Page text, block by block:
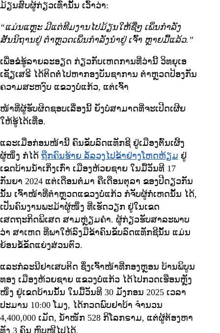
ມ້ຽນສົບຜູ້ກ່ຽວເທົ່ານັ້ນ ເວົ້າວ່າ:
“ແມ່ນແຫຼະ ມີແຕ່ທີມງານໄປມ້ຽນໃຫ້ຊື່ໆ ເພິ່ນກໍາລັງ
ສັນນິຖານຢູ່ ຕໍາຫຼວດເພິ່ນກໍາລັງນໍາຢູ່ ເຈົ້າ ຫຼາຍມື້ແລ້ວ.”
ເພື່ອຂໍຮູ້ລາຍລະອຽດ ກ່ຽວກັບເຫດການທີ່ວ່ານີ້ ວິທຍຸເອ
ເຊັຽເສຣີ ໄດ້ຕິດຕໍ່ໄປຫາກອງບັນຊາການ ຕໍາຫຼວດປ້ອງກັນ
ຄວາມສະຫງົບ ແຂວງບໍ່ແກ້ວ, ແຕ່ເຈົ້າ
ໜ້າທີ່ຜູ້ຮັບຜິດຊອບເລື່ອງນີ້ ຍັງບໍ່ສາມາດທີ່ຈະເປີດເຜີຍ
ໃຫ້ຮູ້ໄດ້ເທື່ອ.
ແລະເມື່ອກ່ອນໜ້ານີ້ ຄົນຂັບລົດແທັກຊີ ຢູ່ເມືອງຕົ້ນເຜິ້ງ
ຜູ້ໜຶ່ງ ກໍໄດ້ ຖືກຄົນຮ້າຍ ລໍ້ລວງໄປຂ້າຢ່າງໂຫດຫ້ຽມ ຢູ່
ເຂດບ້ານນໍ້າເກິ່ງເກົ່າ ເມືອງຫ້ວຍຊາຍ ໃນມື້ວັນທີ 17
ກັນຍາ 2024 ແຕ່ເດືອນຕໍ່ມາ ຄືເດືອນຕຸລາ ຂອງປີດຽວກັນ
ນັ້ນ ເຈົ້າໜ້າທີ່ຕໍາຫຼວດແຂວງບໍ່ແກ້ວ ກໍຈັບຜູ້ກໍ່ເຫດນັ້ນ ໄດ້,
ເປັນຄົນງານພະມ້າຜູ້ໜຶ່ງ ທີ່ເຮັດວຽກ ຢູ່ໃນເຂດ
ເສດຖະກິດພິເສດ ສາມຫຼ່ຽມຄໍາ. ຜູ້ກ່ຽວຮັບສາລະພາບ
ວ່າ ສາເຫດ ທີ່ພາໃຫ້ລົງມືຂ້າຄົນຂັບລົດແທັກຊີນັ້ນ ແມ່ນ
ຍ້ອນຂໍ້ຂັດແຍ່ງສ່ວນຕົວ.
ແລະກໍລະນີຢາເສບຕິດ ຊຶ່ງເຈົ້າໜ້າທີ່ກອງຫຼອນ ບ້ານພິບູນ
ທອງ ເມືອງຫ້ວຍຊາຍ ແຂວງບໍ່ແກ້ວ ໄດ້ໄປກວດເຮືອນຫຼັງ
ໜຶ່ງ ຢູ່ເຂດບ້ານນັ້ນ ໃນມື້ວັນທີ 30 ມັງກອນ 2025 ເວລາ
ປະມານ 10:00 ໂມງ, ໄດ້ກວດພົບຢາບ້າ ຈຳນວນ
4,400,000 ເມັດ, ນ້ຳໜັກ 528 ກິໂລກຣາມ, ແຕ່ຜູ້ຕ້ອງຫາ
ທັງ 3 ຄົນ ຫຼົບໜີໄປໄດ້.